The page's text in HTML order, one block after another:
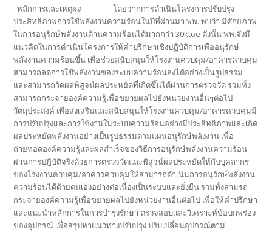
หลักการและเหตุผล โดยจากการดำเนินโครงการปรับปรุง
ประสิทธิภาพการใช้พลังงานความร้อนในปีที่ผ่านมา พพ. พบว่า มีศักยภาพ
ในการอนุรักษ์พลังงานด้านความร้อนได้มากกว่า 30ktoe ดังนั้น พพ.จังมี
แนวคิดในการดำเนินโครงการให้คำปรึกษาเชิงปฏิบัติการเพื่ออนุรักษ์
พลังงานความร้อนขึ้น เพื่อช่วยสนับสนุนให้โรงงานควบคุม/อาคารควบคุม
สามารถลดการใช้พลังงานของระบบความร้อนลงได้อย่างเป็นรูปธรรม
และสามารถวัดผลพิสูจน์ผลประหยัดที่เกิดขึ้นได้ผ่านการตรวจวัด รวมทั้ง
สามารถกระจายองค์ความรู้เพื่อขยายผลไปยังหน่วยงานอื่นๆต่อไป
วัตถุประสงค์ เพื่อส่งเสริมและสนับสนุนให้โรงงานควบคุม/อาคารควบคุมมี
การปรับปรุงและการใช้งานในระบบความร้อนอย่างมีประสิทธิภาพและเกิด
ผลประหยัดพลังงานอย่างเป็นรูปธรรมตามแผนอนุรักษ์พลังงาน เพื่อ
ถ่ายทอดองค์ความรู้และผลสำเร็จของวิธีการอนุรักษ์พลังงานความร้อน
ผ่านการปฏิบัติจริงด้วยการตรวจวัดและพิสูจน์ผลประหยัดให้กับบุคลากร
ของโรงงานควบคุม/อาคารควบคุมให้สามารถดำเนินการอนุรักษ์พลังงาน
ความร้อนได้ด้วยตนเองอย่างต่อเนื่องเป็นระบบและยั่งยืน รวมทั้งสามรถ
กระจายองค์ความรู้เพื่อขยายผลไปยังหน่วยงานอื่นต่อไป เพื่อให้คำปรึกษา
และแนะนำหลักการในการบำรุงรักษา ตรวจสอบและวิเคราะห์ข้อบกพร่อง
ของอุปกรณ์ เพื่อสรุปหาแนวทางปรับปรุง ปรับเปลี่ยนอุปกรณ์ตาม